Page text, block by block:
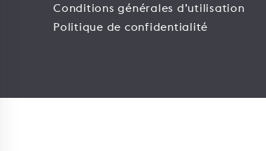
Conditions générales d’utilisation
Politique de confidentialité